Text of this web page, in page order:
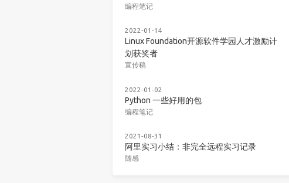
编程笔记
2022-01-14
Linux Foundation开源软件学园人才激励计
划获奖者
宣传稿
2022-01-02
Python 一些好用的包
编程笔记
2021-08-31
阿里实习小结：非完全远程实习记录
随感